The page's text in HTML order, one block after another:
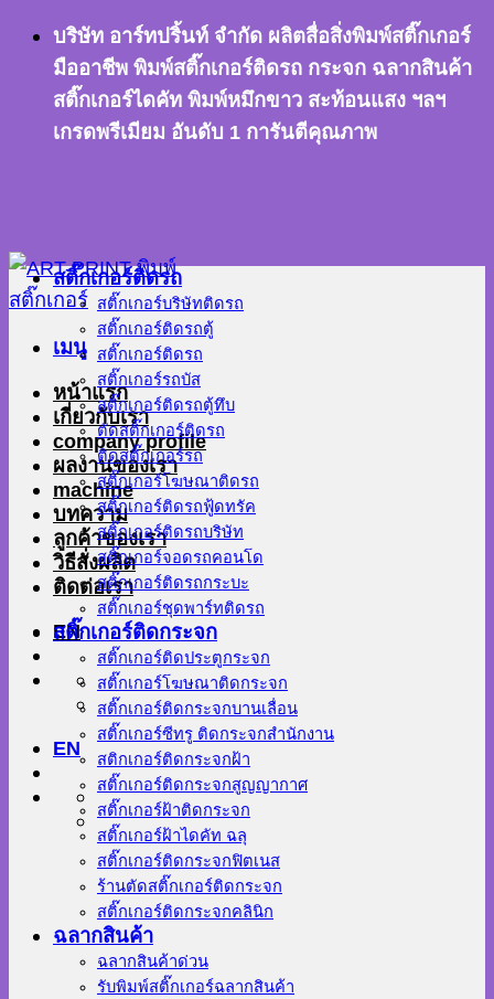
ข้าม
เนื้อหา
บริษัท อาร์ทปริ้นท์ จำกัด ผลิตสื่อสิ่งพิมพ์สติ๊กเกอร์
มืออาชีพ พิมพ์สติ๊กเกอร์ติดรถ กระจก ฉลากสินค้า
สติ๊กเกอร์ไดคัท พิมพ์หมึกขาว สะท้อนแสง ฯลฯ
เกรดพรีเมียม อันดับ 1 การันตีคุณภาพ
เมนู
หน้าแรก
เกี่ยวกับเรา
company profile
ผลงานของเรา
machine
บทความ
ลูกค้าของเรา
วิธีสั่งผลิต
ติดต่อเรา
EN
EN
สติ๊กเกอร์ติดรถ
สติ๊กเกอร์บริษัทติดรถ
สติ๊กเกอร์ติดรถตู้
สติ๊กเกอร์ติดรถ
สติ๊กเกอร์รถบัส
สติ๊กเกอร์ติดรถตู้ทึบ
ตัดสติ๊กเกอร์ติดรถ
ติดสติ๊กเกอร์รถ
สติ๊กเกอร์โฆษณาติดรถ
สติ๊กเกอร์ติดรถฟู้ดทรัค
สติ๊กเกอร์ติดรถบริษัท
สติ๊กเกอร์จอดรถคอนโด
สติ๊กเกอร์ติดรถกระบะ
สติ๊กเกอร์ชุดพาร์ทติดรถ
สติ๊กเกอร์ติดกระจก
สติ๊กเกอร์ติดประตูกระจก
สติ๊กเกอร์โฆษณาติดกระจก
สติ๊กเกอร์ติดกระจกบานเลื่อน
สติ๊กเกอร์ซีทรู ติดกระจกสำนักงาน
สติกเกอร์ติดกระจกฝ้า
สติ๊กเกอร์ติดกระจกสูญญากาศ
สติ๊กเกอร์ฝ้าติดกระจก
สติ๊กเกอร์ฝ้าไดคัท ฉลุ
สติ๊กเกอร์ติดกระจกฟิตเนส
ร้านตัดสติ๊กเกอร์ติดกระจก
สติ๊กเกอร์ติดกระจกคลินิก
ฉลากสินค้า
ฉลากสินค้าด่วน
รับพิมพ์สติ๊กเกอร์ฉลากสินค้า